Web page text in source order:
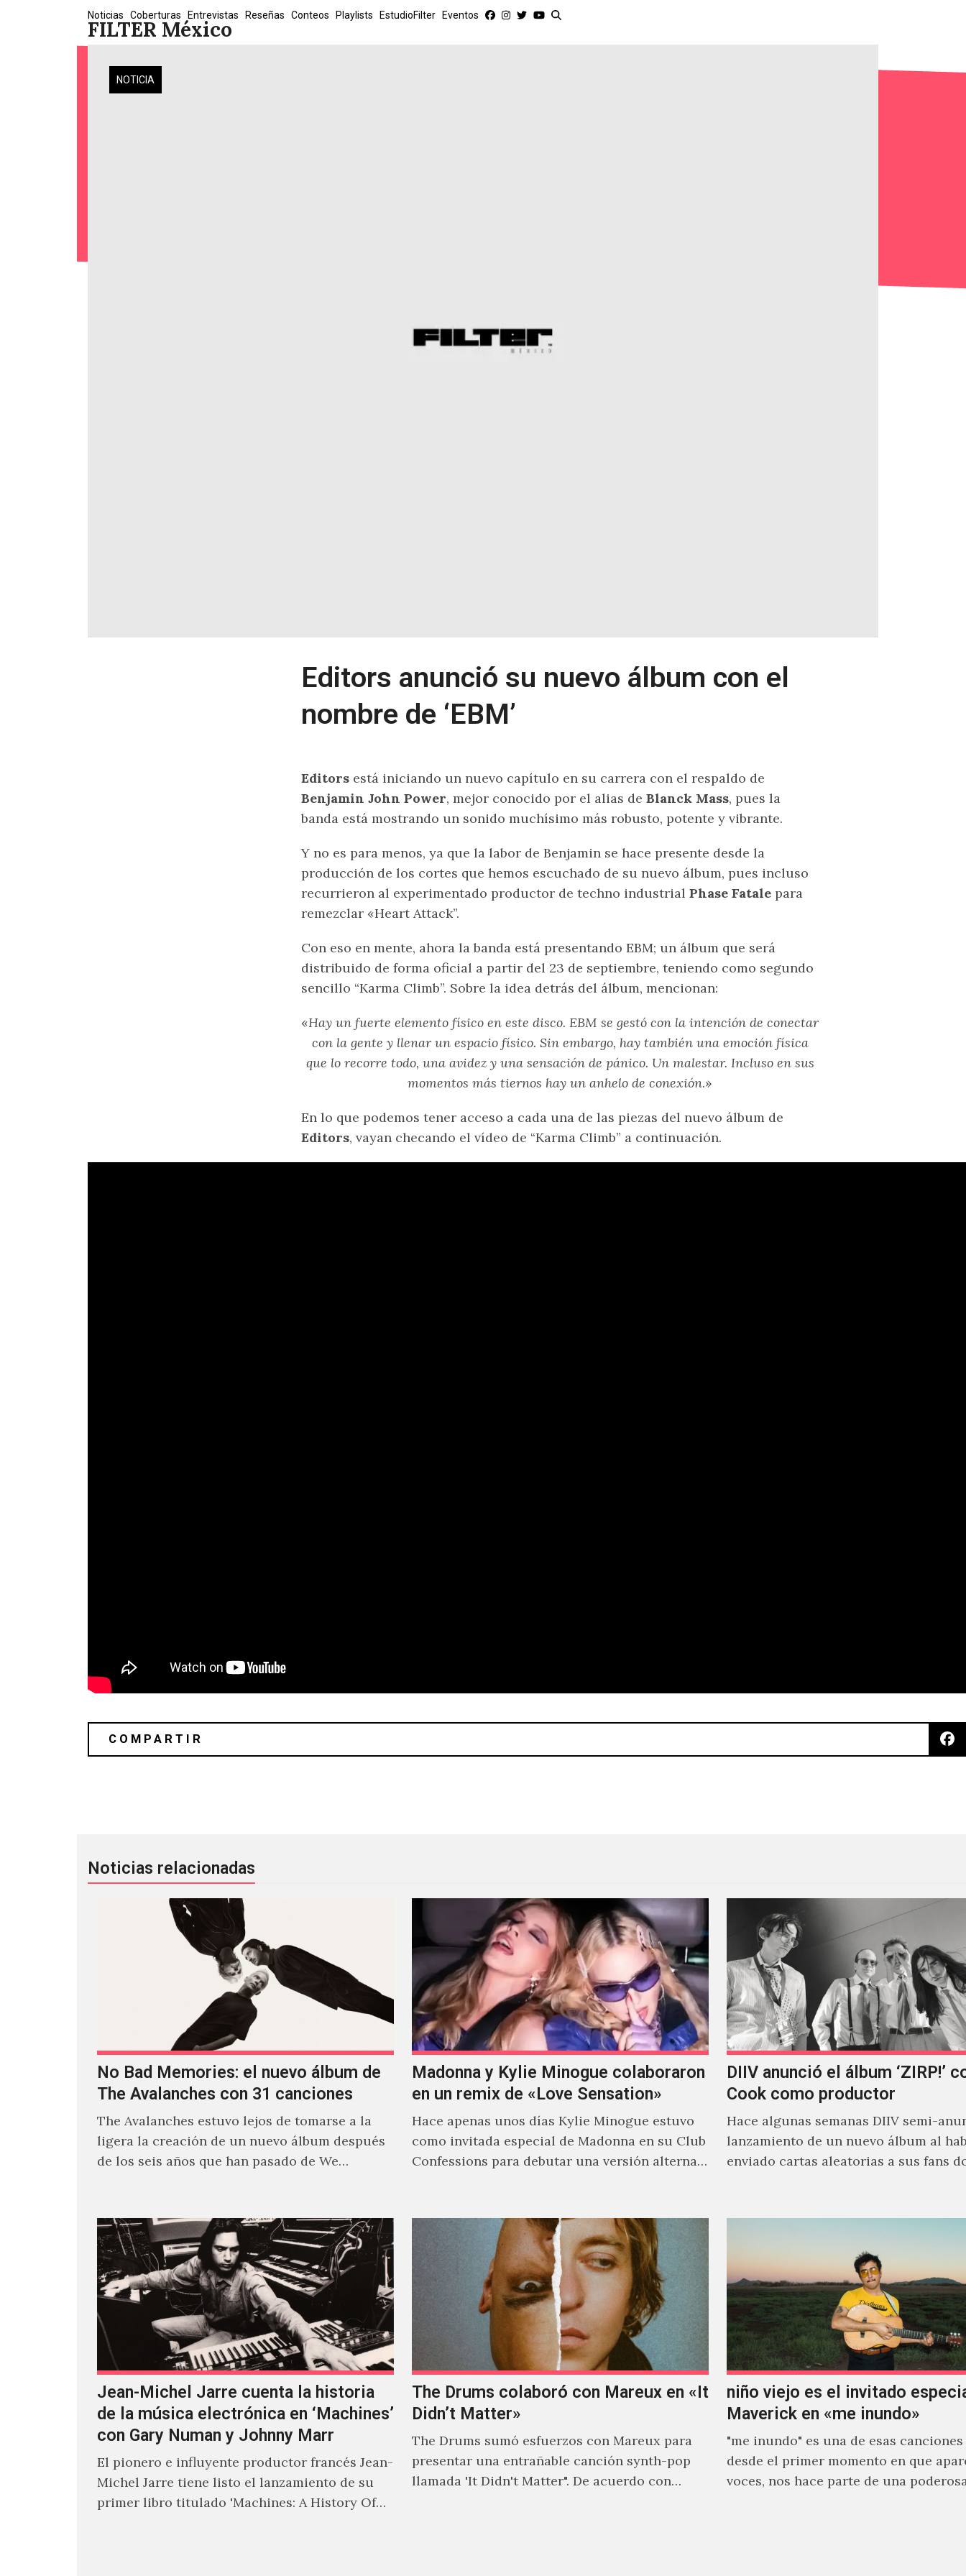
FILTER México
Noticias Coberturas Entrevistas Reseñas Conteos Playlists EstudioFilter Eventos
NOTICIA
Editors anunció su nuevo álbum con el
nombre de ‘EBM’
Editors está iniciando un nuevo capítulo en su carrera con el respaldo de
Benjamin John Power, mejor conocido por el alias de Blanck Mass, pues la
banda está mostrando un sonido muchísimo más robusto, potente y vibrante.
Y no es para menos, ya que la labor de Benjamin se hace presente desde la
producción de los cortes que hemos escuchado de su nuevo álbum, pues incluso
recurrieron al experimentado productor de techno industrial Phase Fatale para
remezclar «Heart Attack”.
Con eso en mente, ahora la banda está presentando EBM; un álbum que será
distribuido de forma oficial a partir del 23 de septiembre, teniendo como segundo
sencillo “Karma Climb”. Sobre la idea detrás del álbum, mencionan:
«Hay un fuerte elemento físico en este disco. EBM se gestó con la intención de conectar
con la gente y llenar un espacio físico. Sin embargo, hay también una emoción física
que lo recorre todo, una avidez y una sensación de pánico. Un malestar. Incluso en sus
momentos más tiernos hay un anhelo de conexión.»
En lo que podemos tener acceso a cada una de las piezas del nuevo álbum de
Editors, vayan checando el vídeo de “Karma Climb” a continuación.
Noticias relacionadas
No Bad Memories: el nuevo álbum de
The Avalanches con 31 canciones
The Avalanches estuvo lejos de tomarse a la
ligera la creación de un nuevo álbum después
de los seis años que han pasado de We…
Madonna y Kylie Minogue colaboraron
en un remix de «Love Sensation»
Hace apenas unos días Kylie Minogue estuvo
como invitada especial de Madonna en su Club
Confessions para debutar una versión alterna
DIIV anunció el álbum ‘ZIRP!’
Cook como productor
Hace algunas semanas DIIV semi-
lanzamiento de un nuevo álbum al
enviado cartas aleatorias a sus fans
Jean-Michel Jarre cuenta la historia
de la música electrónica en ‘Machines’
con Gary Numan y Johnny Marr
El pionero e influyente productor francés Jean-
Michel Jarre tiene listo el lanzamiento de su
primer libro titulado 'Machines: A History Of
The Drums colaboró con Mareux en «It
Didn’t Matter»
The Drums sumó esfuerzos con Mareux para
presentar una entrañable canción synth-pop
llamada 'It Didn't Matter". De acuerdo con
niño viejo es el invitado
Maverick en «me inundo»
"me inundo" es una de esas canciones
desde el primer momento en que
voces, nos hace parte de una